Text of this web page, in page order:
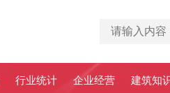
行业统计 企业经营 建筑知